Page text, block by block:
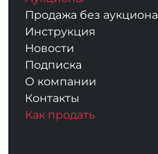
Продажа без аукциона
Инструкция
Новости
Подписка
О компании
Контакты
Как продать